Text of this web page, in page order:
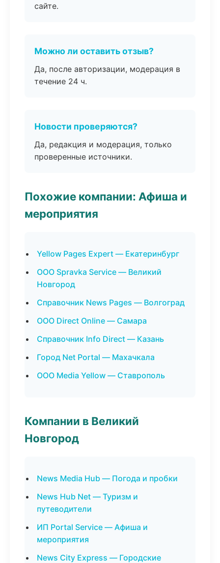
сайте.
Можно ли оставить отзыв?
Да, после авторизации, модерация в
течение 24 ч.
Новости проверяются?
Да, редакция и модерация, только
проверенные источники.
Похожие компании: Афиша и
мероприятия
Yellow Pages Expert — Екатеринбург
ООО Spravka Service — Великий
Новгород
Справочник News Pages — Волгоград
ООО Direct Online — Самара
Справочник Info Direct — Казань
Город Net Portal — Махачкала
ООО Media Yellow — Ставрополь
Компании в Великий
Новгород
News Media Hub — Погода и пробки
News Hub Net — Туризм и
путеводители
ИП Portal Service — Афиша и
мероприятия
News City Express — Городские